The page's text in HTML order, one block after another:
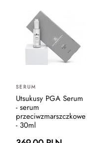
SERUM
Utsukusy PGA Serum
- serum
przeciwzmarszczkowe
- 30ml